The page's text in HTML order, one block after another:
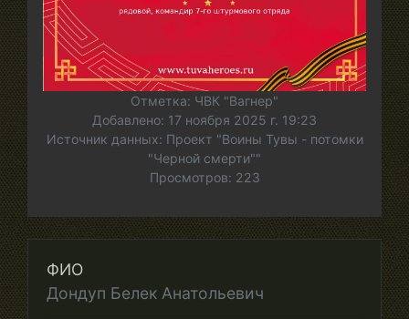
Отметка: ЧВК "Вагнер"
Добавлено: 17 ноября 2025 г. 19:23
Источник данных: Проект "Воины Тувы - потомки
"Черной смерти""
Просмотров: 223
ФИО
Дондуп Белек Анатольевич